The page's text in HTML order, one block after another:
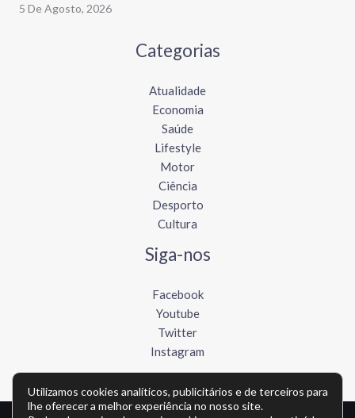
5 De Agosto, 2026
Categorias
Atualidade
Economia
Saúde
Lifestyle
Motor
Ciência
Desporto
Cultura
Siga-nos
Facebook
Youtube
Twitter
Instagram
Utilizamos cookies analíticos, publicitários e de terceiros para
lhe oferecer a melhor experiência no nosso site.